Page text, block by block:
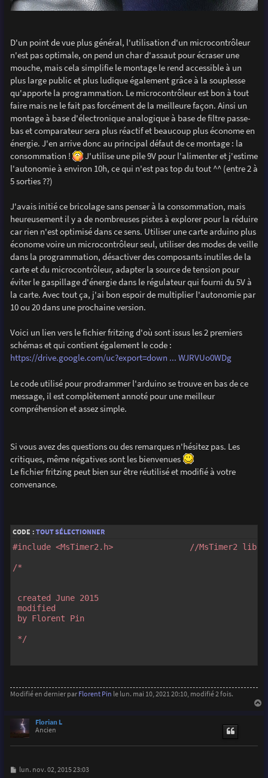
D'un point de vue plus général, l'utilisation d'un microcontrôleur
n'est pas optimale, on pend un char d'assaut pour écraser une
mouche, mais cela simplifie le montage le rend accessible à un
plus large public et plus ludique également grâce à la souplesse
qu'apporte la programmation. Le microcontrôleur est bon à tout
faire mais ne le fait pas forcément de la meilleure façon. Ainsi un
montage à base d'électronique analogique à base de filtre passe-
bas et comparateur sera plus réactif et beaucoup plus économe en
énergie. J'en arrive donc au principal défaut de ce montage : la
consommation !
J'utilise une pile 9V pour l'alimenter et j'estime
l'autonomie à environ 10h, ce qui n'est pas top du tout ^^ (entre 2 à
5 sorties ??)
J'avais initié ce bricolage sans penser à la consommation, mais
heureusement il y a de nombreuses pistes à explorer pour la réduire
car rien n'est optimisé dans ce sens. Utiliser une carte arduino plus
économe voire un microcontrôleur seul, utiliser des modes de veille
dans la programmation, désactiver des composants inutiles de la
carte et du microcontrôleur, adapter la source de tension pour
éviter le gaspillage d'énergie dans le régulateur qui fourni du 5V à
la carte. Avec tout ça, j'ai bon espoir de multiplier l'autonomie par
10 ou 20 dans une prochaine version.
Voici un lien vers le fichier fritzing d'où sont issus les 2 premiers
schémas et qui contient également le code :
https://drive.google.com/uc?export=down ... WJRVUo0WDg
Le code utilisé pour prodrammer l'arduino se trouve en bas de ce
message, il est complètement annoté pour une meilleur
compréhension et assez simple.
Si vous avez des questions ou des remarques n'hésitez pas. Les
critiques, même négatives sont les bienvenues
Le fichier fritzing peut bien sur être réutilisé et modifié à votre
convenance.
CODE : TOUT SÉLECTIONNER
#include <MsTimer2.h>                //MsTimer2
/*
created June 2015
modified
by Florent Pin
*/
const int photoTPIN=7;                  //
const int blinkerPIN=9;                //Blinking green
int sensorValue = 0;                   //value read
int prevSensorValue = 0;               //value read
volatile boolean blinker = LOW;        //State of the
Modifié en dernier par Florent Pin le lun. mai 10, 2021 20:10, modifié 2 fois.
Florian L
Ancien
Mlun. nov. 02, 2015 23:03